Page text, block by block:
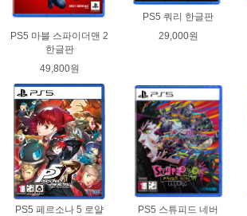
PS5 마블 스파이더맨 2
한글판
49,800원
PS5 쿼리 한글판
29,000원
PS5 페르소나 5 로얄
PS5 스튜피드 네버